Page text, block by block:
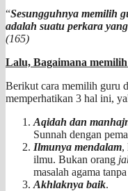
“Sesungguhnya memilih
adalah suatu perkara
(165)
Lalu, Bagaimana
Berikut cara memilih guru
memperhatikan 3 hal ini,
Aqidah dan
Sunnah dengan
Ilmunya mendalam,
ilmu. Bukan orang
masalah agama
Akhlaknya baik.